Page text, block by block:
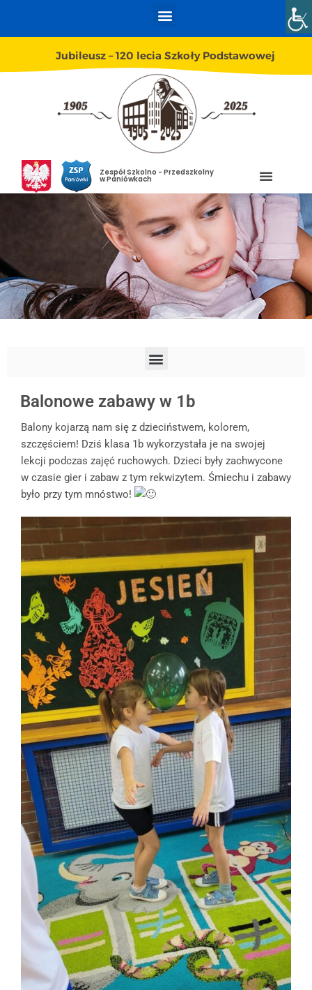
Jubileusz – 120 lecia Szkoły Podstawowej
Zespół Szkolno - Przedszkolny
w Paniówkach
Balonowe zabawy w 1b
Balony kojarzą nam się z dzieciństwem, kolorem,
szczęściem! Dziś klasa 1b wykorzystała je na swojej
lekcji podczas zajęć ruchowych. Dzieci były zachwycone
w czasie gier i zabaw z tym rekwizytem. Śmiechu i zabawy
było przy tym mnóstwo!